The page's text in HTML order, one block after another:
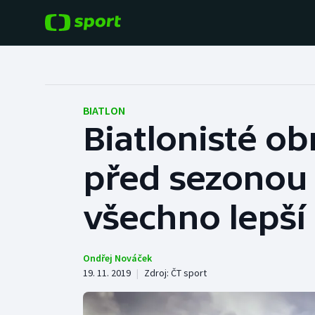
Hokej
Tenis
Atletika
Baseball a softbal
Basketbal
Biatlon
BIATLON
Biatlonisté
před
všechno lepší
Ondřej Nováček
19. 11. 2019 | Zdroj: ČT sport